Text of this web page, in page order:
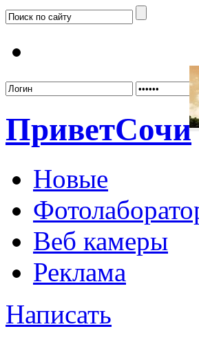
ПриветСочи
Новые
Веб камеры
Реклама
Написать